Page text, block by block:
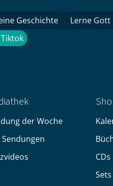
Geschichte
Lerne Gott
Tiktok
Tiktok
der Woche
Sendungen
Sets